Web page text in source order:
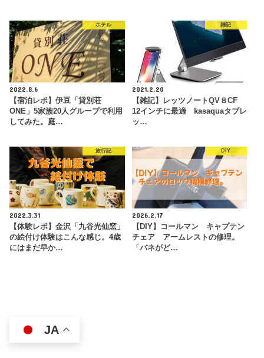
ホテル
2022.8.6
【宿泊レポ】伊豆「貸別荘
ONE」5家族20人グループで利用
してみた。庭…
雑記
2021.2.20
【雑記】レッツノートQV８CF
12インチに最適 kasaquaタブレ
ッ…
旅行記
2022.3.31
【体験レポ】金沢「九谷光仙窯」
の絵付け体験はこんな感じ。4歳
にはまだ早か…
DIY
2026.2.17
【DIY】コールマン キャプテン
チェア アームレストの修理。
「バネがど…
JA